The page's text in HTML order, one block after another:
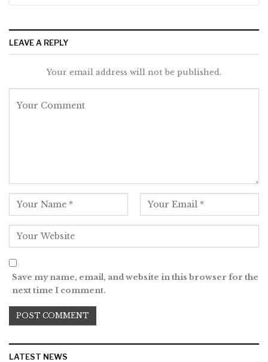
LEAVE A REPLY
Your email address will not be published.
Save my name, email, and website in this browser for the
next time I comment.
LATEST NEWS